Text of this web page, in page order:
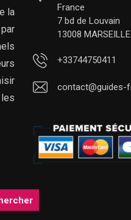
la
France
7 bd de Louvain
13008
+33744750411
contact@guides-